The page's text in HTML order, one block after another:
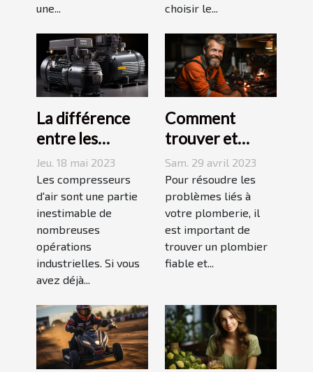
une...
choisir le...
La différence
entre les
compresseurs à
piston et à vis
Jeu. 18 mai 2023
Les compresseurs
d'air sont une partie
inestimable de
nombreuses
opérations
industrielles. Si vous
avez déjà...
Comment
trouver et
choisir un bon
plombier à Evry
?
Sam. 29 avril 2023
Pour résoudre les
problèmes liés à
votre plomberie, il
est important de
trouver un plombier
fiable et...